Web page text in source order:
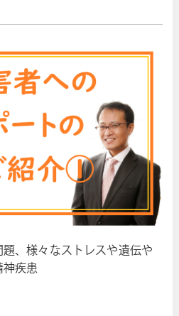
、様々なストレスや遺伝や
疾患